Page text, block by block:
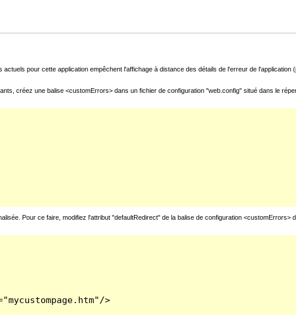
pour cette application empêchent l'affichage à distance des détails de l'erreur de
créez une balise <customErrors> dans un fichier de configuration "web.config" situé dans le
Pour ce faire, modifiez l'attribut "defaultRedirect" de la balise de configuration <customErrors>
>